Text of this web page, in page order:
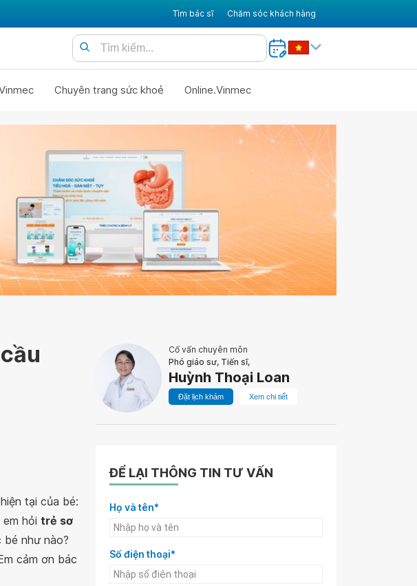
Tìm bác sĩ Chăm sóc khách hàng
Chuyên trang sức khoẻ Online.Vinmec
Cố vấn chuyên môn
Phó giáo sư, Tiến sĩ,
Huỳnh Thoại Loan
Đặt lịch khám Xem chi tiết
tại của bé:
hỏi trẻ sơ
bé như nào?
cảm ơn bác
ĐỂ LẠI THÔNG TIN TƯ VẤN
Họ và tên*
Số điện thoại*